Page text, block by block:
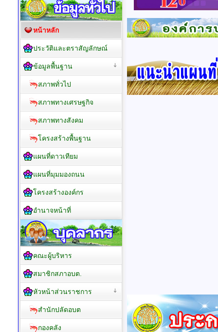
หน้าหลัก
ประวัติและตราสัญลักษณ์
ข้อมูลพื้นฐาน
สภาพทั่วไป
สภาพทางเศรษฐกิจ
สภาพทางสังคม
โครงสร้างพื้นฐาน
แผนที่ดาวเทียม
แผนที่มุมมองถนน
โครงสร้างองค์กร
อำนาจหน้าที่
คณะผู้บริหาร
สมาชิกสภาอบต.
หัวหน้าส่วนราชการ
สำนักปลัดอบต
กองคลัง